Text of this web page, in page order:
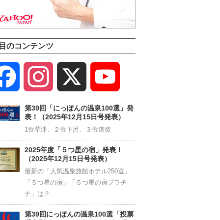
のコンテンツ
Facebook Instagram
Channel
第39回「にっぽんの温泉100選」発
表！（2025年12月15日号発表）
1位草津、２位下呂、３位道後
2025年度「５つ星の宿」発表！
（2025年12月15日号発表）
最新の「人気温泉旅館ホテル250選」
「５つ星の宿」「５つ星の宿プラチ
ナ」は？
第39回にっぽんの温泉100選「投票